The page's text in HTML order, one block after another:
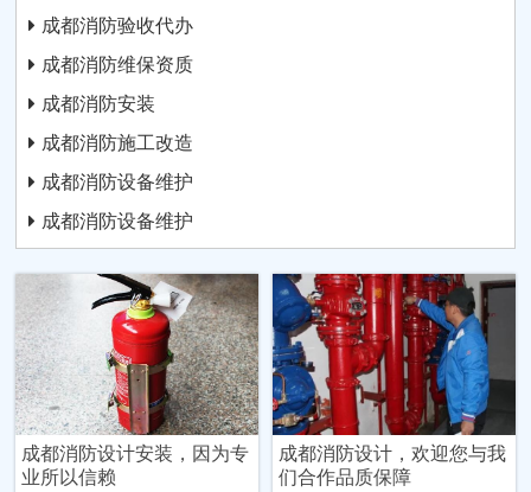
成都消防验收代办
成都消防维保资质
成都消防安装
成都消防施工改造
成都消防设备维护
成都消防设备维护
成都消防设计安装，因为专
业所以信赖
成都消防设计，欢迎您与我
们合作品质保障